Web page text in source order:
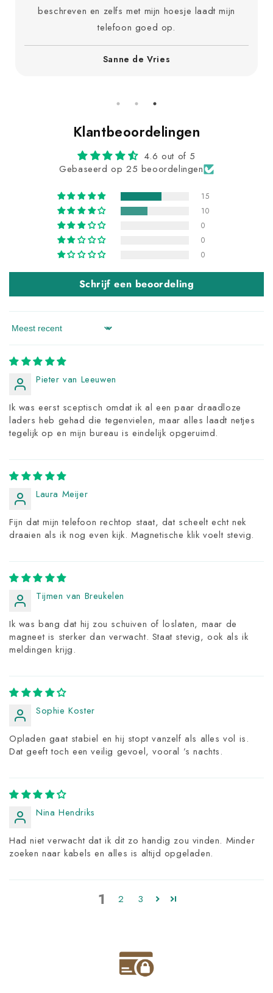
beschreven en zelfs met mijn hoesje laadt mijn
telefoon goed op.
Sanne de Vries
Klantbeoordelingen
4.6 out of 5
Gebaseerd op 25 beoordelingen
15
10
0
0
0
Schrijf een beoordeling
Sort by
Pieter van Leeuwen
Ik was eerst sceptisch omdat ik al een paar draadloze
laders heb gehad die tegenvielen, maar alles laadt netjes
tegelijk op en mijn bureau is eindelijk opgeruimd.
Laura Meijer
Fijn dat mijn telefoon rechtop staat, dat scheelt echt nek
draaien als ik nog even kijk. Magnetische klik voelt stevig.
Tijmen van Breukelen
Ik was bang dat hij zou schuiven of loslaten, maar de
magneet is sterker dan verwacht. Staat stevig, ook als ik
meldingen krijg.
Sophie Koster
Opladen gaat stabiel en hij stopt vanzelf als alles vol is.
Dat geeft toch een veilig gevoel, vooral ’s nachts.
Nina Hendriks
Had niet verwacht dat ik dit zo handig zou vinden. Minder
zoeken naar kabels en alles is altijd opgeladen.
1 2 3